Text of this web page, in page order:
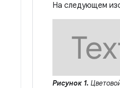
На следующем
Рисунок 1.